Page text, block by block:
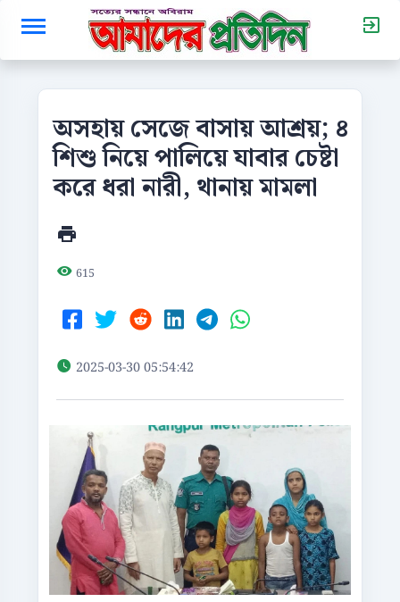
অসহায় সেজে বাসায় আশ্রয়; ৪
শিশু নিয়ে পালিয়ে যাবার চেষ্টা
করে ধরা নারী, থানায় মামলা
615
2025-03-30 05:54:42